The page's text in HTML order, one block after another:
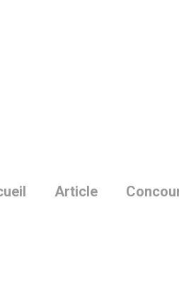
Article